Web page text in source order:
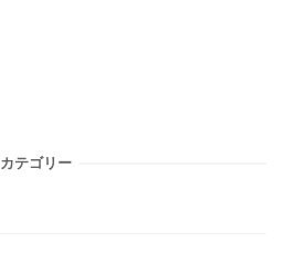
カテゴリー